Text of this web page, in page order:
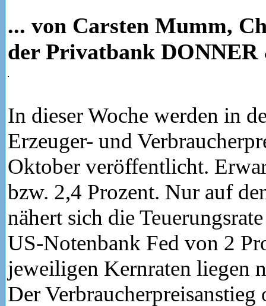
... von Carsten Mumm,
der Privatbank
In dieser Woche werden in
Erzeuger- und
Oktober veröffentlicht.
bzw. 2,4 Prozent. Nur auf
nähert sich die
US-Notenbank Fed von 2
jeweiligen Kernraten liegen
Der Verbraucherpreisanstieg